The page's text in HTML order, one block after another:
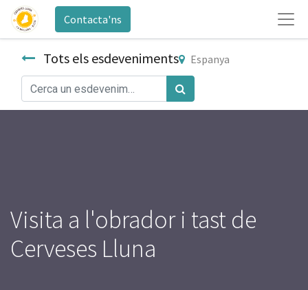
Contacta'ns
Tots els esdeveniments Espanya
Visita a l'obrador i tast de
Cerveses Lluna